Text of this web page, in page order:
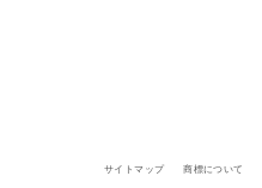
サイトマップ 商標について